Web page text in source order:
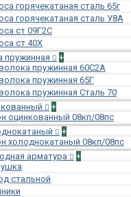
горячекатаная сталь 65г
горячекатаная сталь У8А
ст 09Г2С
ст 40Х
пружинная
+
пружинная 60С2А
пружинная 65Г
пружинная Сталь 70
+
оцинкованный 08кп/08пс
+
холоднокатаный 08кп/08пс
арматура
+
стальной